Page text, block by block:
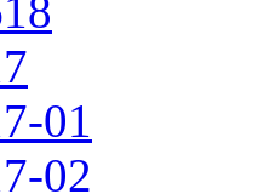
01
02